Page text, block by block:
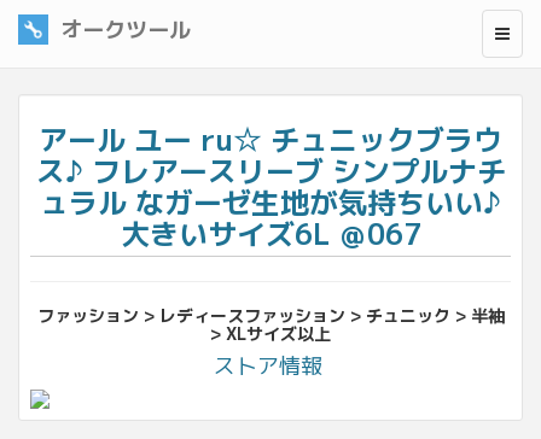
オークツール
アール ユー ru☆ チュニックブラウ
ス♪ フレアースリーブ シンプルナチ
ュラル なガーゼ生地が気持ちいい♪
大きいサイズ6L ＠067
ファッション > レディースファッション > チュニック > 半袖
> XLサイズ以上
ストア情報